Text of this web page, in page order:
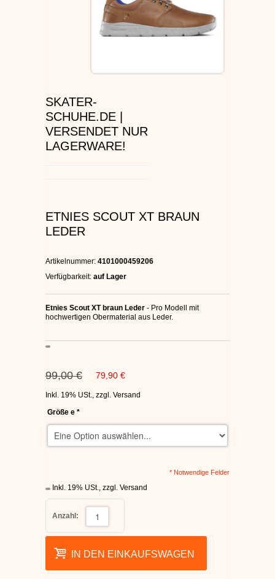
ÉS SCHUHE
DVS SCHUHE
OSIRIS SKATERSCHUHE
ADIO
VANS SCHUHE
CONVERSE
HEELYS
SUPRA SCHUHE
FALLEN SKATERSCHUHE
SKATER-
SCHUHE.DE |
VERSENDET NUR
LAGERWARE!
ETNIES SCOUT XT BRAUN
LEDER
Artikelnummer: 4101000459206
Verfügbarkeit: auf Lager
Etnies Scout XT braun Leder - Pro Modell mit
hochwertigen Obermaterial aus Leder.
99,00 € 79,90 €
Inkl. 19% USt., zzgl. Versand
Größe e *
* Notwendige Felder
Inkl. 19% USt., zzgl. Versand
Anzahl:
IN DEN EINKAUFSWAGEN